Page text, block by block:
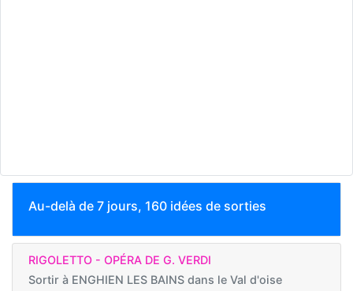
Au-delà de 7 jours, 160 idées de sorties
RIGOLETTO - OPÉRA DE G. VERDI
Sortir à ENGHIEN LES BAINS dans le Val d'oise